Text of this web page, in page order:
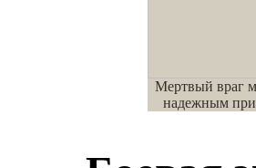
Мертвый враг
надежным